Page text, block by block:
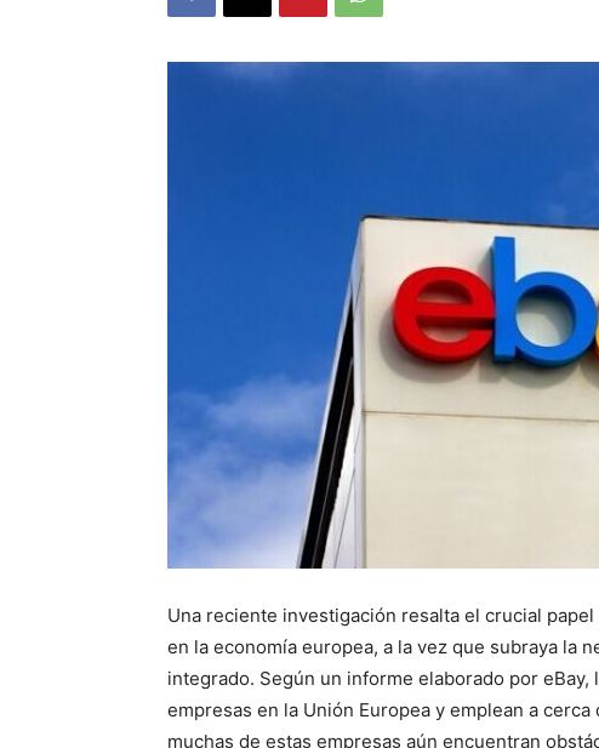
Una reciente investigación resalta el crucial
en la economía europea, a la vez que subraya la
integrado. Según un informe elaborado por eBay,
empresas en la Unión Europea y emplean a
muchas de estas empresas aún encuentran